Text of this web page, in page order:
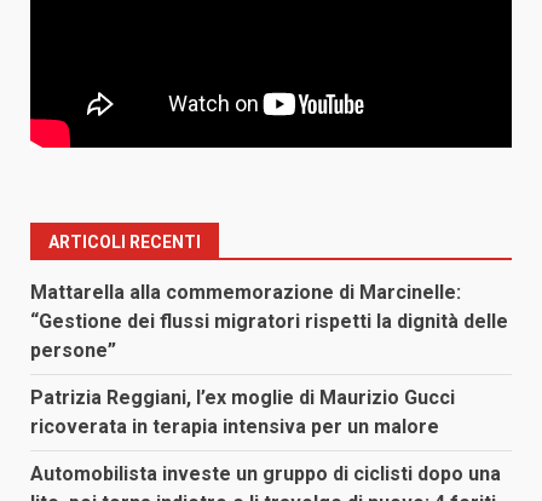
ARTICOLI RECENTI
Mattarella alla commemorazione di Marcinelle:
“Gestione dei flussi migratori rispetti la dignità delle
persone”
Patrizia Reggiani, l’ex moglie di Maurizio Gucci
ricoverata in terapia intensiva per un malore
Automobilista investe un gruppo di ciclisti dopo una